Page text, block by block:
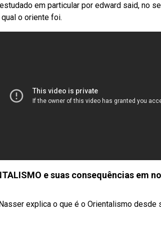
em particular por edward said, no
o oriente foi.
e suas consequências em
explica o que é o Orientalismo desde